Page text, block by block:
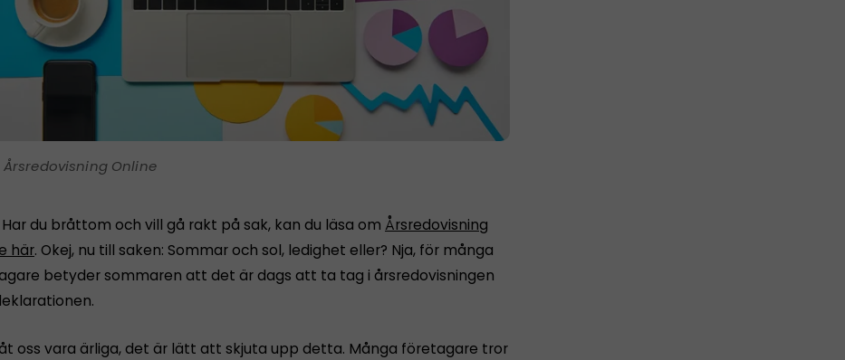
Årsredovisning Online
Har du bråttom och vill gå rakt på sak, kan du läsa om Årsredovisning
här. Okej, nu till saken: Sommar och sol, ledighet eller? Nja, för många
betyder sommaren att det är dags att ta tag i årsredovisningen
oss vara ärliga, det är lätt att skjuta upp detta. Många företagare tror